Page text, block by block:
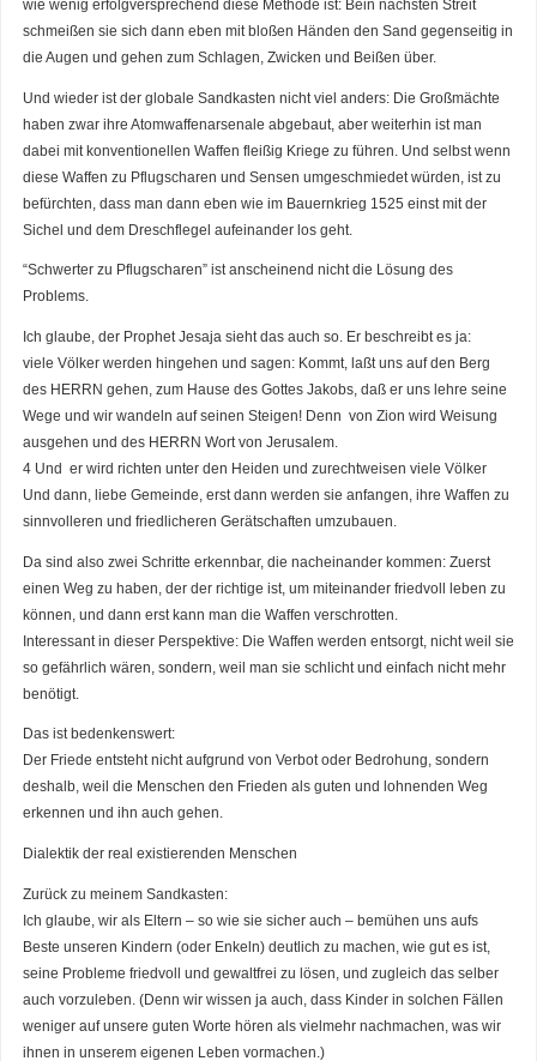
wie wenig erfolgversprechend diese Methode ist: Bein nächsten Streit
schmeißen sie sich dann eben mit bloßen Händen den Sand gegenseitig in
die Augen und gehen zum Schlagen, Zwicken und Beißen über.
Und wieder ist der globale Sandkasten nicht viel anders: Die Großmächte
haben zwar ihre Atomwaffenarsenale abgebaut, aber weiterhin ist man
dabei mit konventionellen Waffen fleißig Kriege zu führen. Und selbst wenn
diese Waffen zu Pflugscharen und Sensen umgeschmiedet würden, ist zu
befürchten, dass man dann eben wie im Bauernkrieg 1525 einst mit der
Sichel und dem Dreschflegel aufeinander los geht.
“Schwerter zu Pflugscharen” ist anscheinend nicht die Lösung des
Problems.
Ich glaube, der Prophet Jesaja sieht das auch so. Er beschreibt es ja:
viele Völker werden hingehen und sagen: Kommt, laßt uns auf den Berg
des HERRN gehen, zum Hause des Gottes Jakobs, daß er uns lehre seine
Wege und wir wandeln auf seinen Steigen! Denn von Zion wird Weisung
ausgehen und des HERRN Wort von Jerusalem.
4 Und er wird richten unter den Heiden und zurechtweisen viele Völker
Und dann, liebe Gemeinde, erst dann werden sie anfangen, ihre Waffen zu
sinnvolleren und friedlicheren Gerätschaften umzubauen.
Da sind also zwei Schritte erkennbar, die nacheinander kommen: Zuerst
einen Weg zu haben, der der richtige ist, um miteinander friedvoll leben zu
können, und dann erst kann man die Waffen verschrotten.
Interessant in dieser Perspektive: Die Waffen werden entsorgt, nicht weil sie
so gefährlich wären, sondern, weil man sie schlicht und einfach nicht mehr
benötigt.
Das ist bedenkenswert:
Der Friede entsteht nicht aufgrund von Verbot oder Bedrohung, sondern
deshalb, weil die Menschen den Frieden als guten und lohnenden Weg
erkennen und ihn auch gehen.
Dialektik der real existierenden Menschen
Zurück zu meinem Sandkasten:
Ich glaube, wir als Eltern – so wie sie sicher auch – bemühen uns aufs
Beste unseren Kindern (oder Enkeln) deutlich zu machen, wie gut es ist,
seine Probleme friedvoll und gewaltfrei zu lösen, und zugleich das selber
auch vorzuleben. (Denn wir wissen ja auch, dass Kinder in solchen Fällen
weniger auf unsere guten Worte hören als vielmehr nachmachen, was wir
ihnen in unserem eigenen Leben vormachen.)